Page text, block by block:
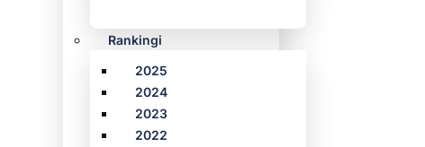
Rankingi
2025
2024
2023
2022